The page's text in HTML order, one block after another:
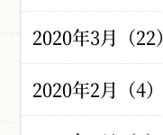
2020年3月（22）
2020年2月（4）